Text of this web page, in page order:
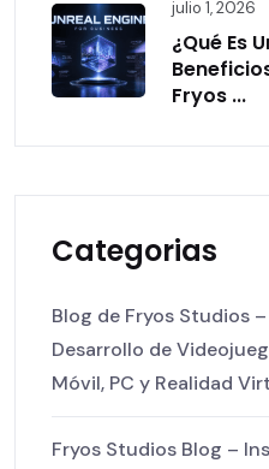
julio 1, 2026
¿Qué Es
Fryos ...
Categorias
Blog de Fryos Studios
Desarrollo de
Móvil, PC y Realidad
Fryos Studios Blog –